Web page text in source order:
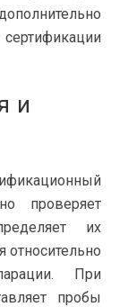
и
проверяет
их
относительно
При
пробы